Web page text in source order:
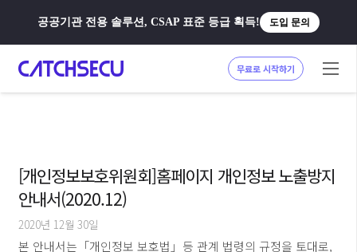
공공기관 전용 솔루션, CSAP 표준 등급 획득! 도입 문의
무료로 시작하기
[개인정보보호위원회]홈페이지 개인정보 노출방지
안내서(2020.12)
2020년 12월 30일
본 안내서는「개인정보 보호법」등 관계 법령의 규정을 토대로,